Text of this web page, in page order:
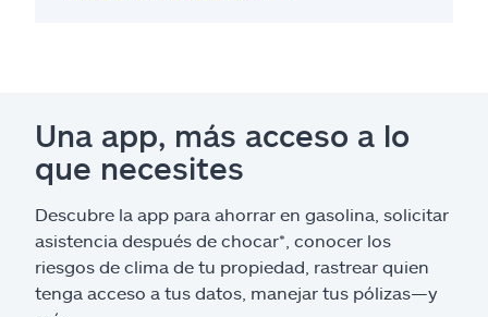
Una app, más acceso a lo
que necesites
Descubre la app para ahorrar en gasolina, solicitar
asistencia después de chocar*, conocer los
riesgos de clima de tu propiedad, rastrear quien
tenga acceso a tus datos, manejar tus pólizas—y